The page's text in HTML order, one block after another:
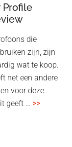
Profile
die
zijn, zijn
wat te koop.
net een andere
voor deze
geeft … >>